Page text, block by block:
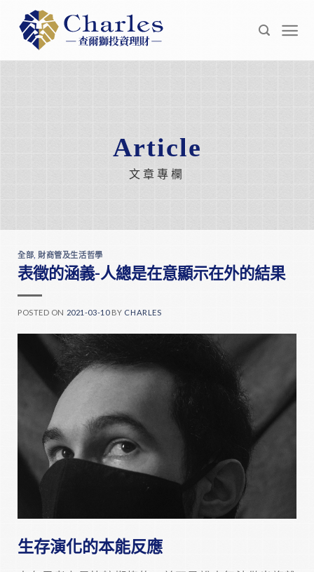
content
Article
文章專欄
全部 財商管及生活哲學
表徵的涵義-人總是在意顯示在外的結果
POSTED ON 2021-03-10BY CHARLES
生存演化的本能反應